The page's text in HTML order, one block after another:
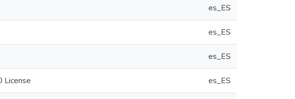
es_ES
es_ES
es_ES
License es_ES